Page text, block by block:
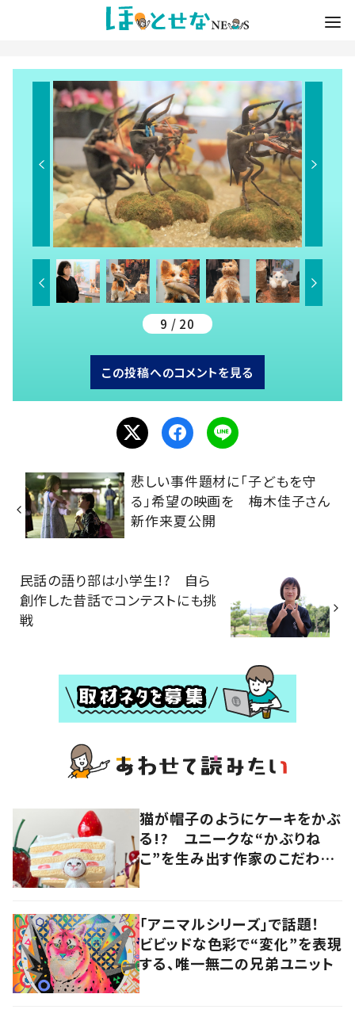
9 / 20
この投稿へのコメントを見る
悲しい事件題材に「子どもを守
る」希望の映画を 梅木佳子さん
新作来夏公開
民話の語り部は小学生!? 自ら
創作した昔話でコンテストにも挑
戦
猫が帽子のようにケーキをかぶ
る!? ユニークな“かぶりね
こ”を生み出す作家のこだわり
「アニマルシリーズ」で話題！
ビビッドな色彩で“変化”を表現
する、唯一無二の兄弟ユニット